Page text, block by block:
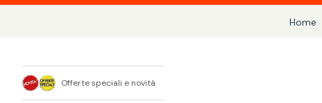
Home
Offerte speciali e novità